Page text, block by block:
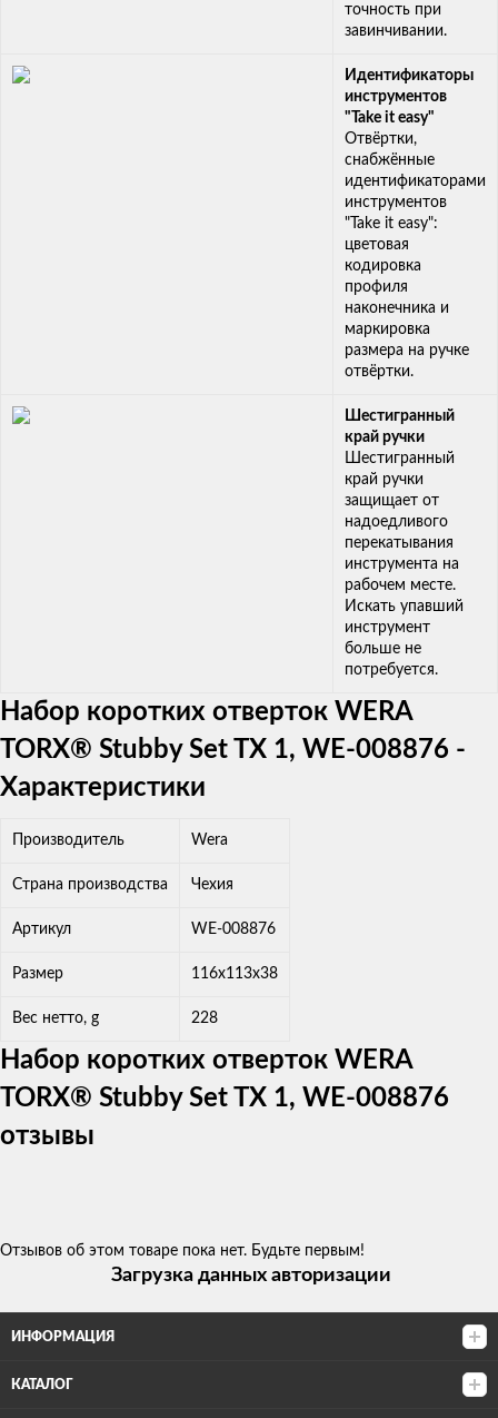
точность при
завинчивании.
Идентификаторы
инструментов
"Take it easy"
Oтвёртки,
снабжённые
идентификаторами
инструментов
"Take it easy":
цветовая
кодировка
профиля
наконечника и
маркировка
размера на ручке
отвёртки.
Шестигранный
край ручки
Шестигранный
край ручки
защищает от
надоедливого
перекатывания
инструмента на
рабочем месте.
Искать упавший
инструмент
больше не
потребуется.
Набор коротких отверток WERA
TORX® Stubby Set TX 1, WE-008876 -
Характеристики
Производитель Wera
Страна производства Чехия
Артикул WE-008876
Размер 116x113x38
Вес нетто, g 228
Набор коротких отверток WERA
TORX® Stubby Set TX 1, WE-008876
отзывы
Отзывов об этом товаре пока нет. Будьте первым!
Загрузка данных авторизации
ИНФОРМАЦИЯ
КАТАЛОГ